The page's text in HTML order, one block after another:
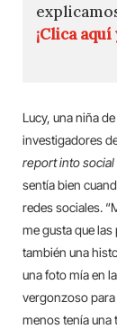
¡Clica
Lucy, una niña
investigadores
report into
sentía bien
redes sociales.
me gusta que las
también una
una foto mía en
vergonzoso para
menos tenía una